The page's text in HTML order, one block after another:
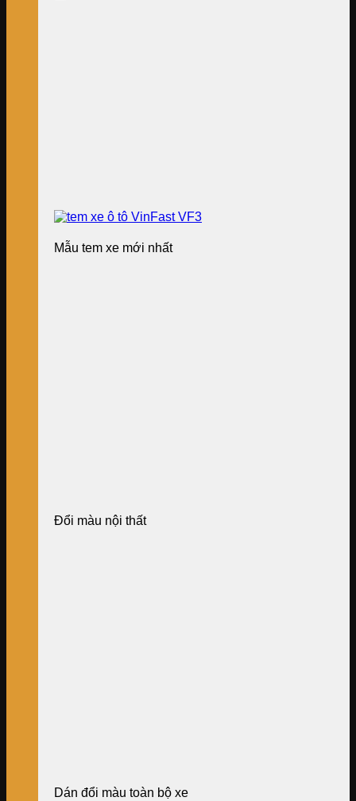
Mẫu tem xe mới nhất
Đổi màu nội thất
Dán đổi màu toàn bộ xe